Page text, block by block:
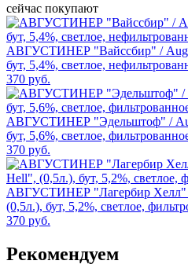
сейчас покупают
АВГУСТИНЕР "Вайссбир" /
бут, 5,4%, светлое,
370 руб.
АВГУСТИНЕР "Эдельштоф" /
бут, 5,6%, светлое,
370 руб.
АВГУСТИНЕР "Лагербир Хелл"
(0,5л.), бут, 5,2%, светлое,
370 руб.
Рекомендуем